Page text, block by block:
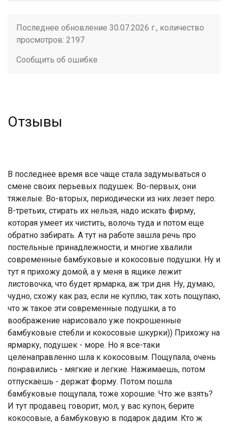
Последнее обновление 30.07.2026 г., количество
просмотров: 2197
Сообщить об ошибке
Отзывы
В последнее время все чаще стала задумываться о
смене своих перьевых подушек. Во-первых, они
тяжелые. Во-вторых, периодически из них лезет перо.
В-третьих, стирать их нельзя, надо искать фирму,
которая умеет их чистить, волочь туда и потом еще
обратно забирать. А тут на работе зашла речь про
постельные принадлежности, и многие хвалили
современные бамбуковые и кокосовые подушки. Ну и
тут я прихожу домой, а у меня в ящике лежит
листовочка, что будет ярмарка, аж три дня. Ну, думаю,
чудно, схожу как раз, если не куплю, так хоть пощупаю,
что ж такое эти современные подушки, а то
воображение нарисовало уже покрошенные
бамбуковые стебли и кокосовые шкурки)) Прихожу на
ярмарку, подушек - море. Но я все-таки
целенаправленно шла к кокосовым. Пощупала, очень
понравились - мягкие и легкие. Нажимаешь, потом
отпускаешь - держат форму. Потом пошла
бамбуковые пощупала, тоже хорошие. Что же взять?
И тут продавец говорит, мол, у вас купон, берите
кокосовые, а бамбуковую в подарок дадим. Кто ж